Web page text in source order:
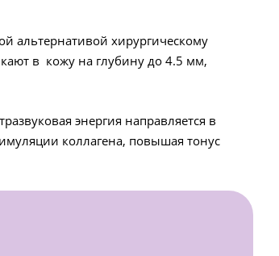
альтернативой хирургическому
в кожу на глубину до 4.5 мм,
энергия направляется в
коллагена, повышая тонус